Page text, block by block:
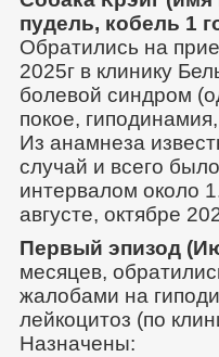
пудель, кобель 1
Обратились на
2025г в клинику
болевой синдром
покое,
Из анамнеза
случай и всего
интервалом около
августе, октябре
Первый эпизод
месяцев,
жалобами на
лейкоцитоз (по
Назначены: